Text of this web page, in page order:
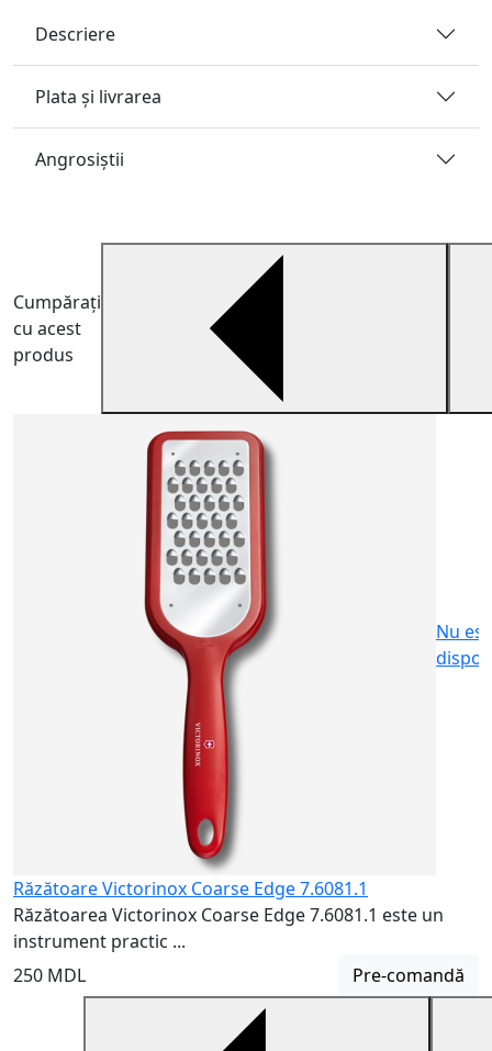
Descriere
Plata și livrarea
Angrosiştii
Cumpărați
cu acest
produs
Nu
Răzătoare Victorinox Coarse Edge 7.6081.1
Răzătoarea Victorinox Coarse Edge 7.6081.1 este un
instrument practic ...
250 MDL
Pre-comandă